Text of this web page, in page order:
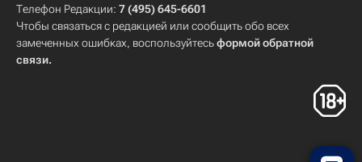
Телефон Редакции: 7 (495) 645-6601
Чтобы связаться с редакцией или сообщить обо всех
замеченных ошибках, воспользуйтесьформой обратной
связи.